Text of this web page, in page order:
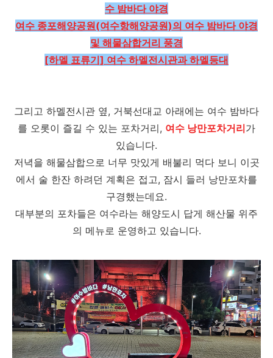
수 밤바다 야경
여수 종포해양공원(여수항해양공원)의 여수 밤바다 야경
및 해물삼합거리 풍경
[하멜 표류기] 여수 하멜전시관과 하멜등대
그리고 하멜전시관 옆, 거북선대교 아래에는 여수 밤바다
를 오롯이 즐길 수 있는 포차거리, 여수 낭만포차거리가
있습니다.
저녁을 해물삼합으로 너무 맛있게 배불리 먹다 보니 이곳
에서 술 한잔 하려던 계획은 접고, 잠시 들러 낭만포차를
구경했는데요.
대부분의 포차들은 여수라는 해양도시 답게 해산물 위주
의 메뉴로 운영하고 있습니다.